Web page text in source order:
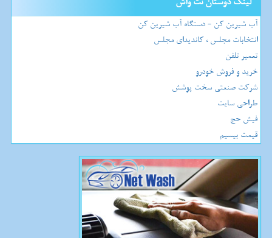
آب شیرین کن - دستگاه آب شیرین کن
انتخابات مجلس ، کاندیدای مجلس
تعمیر تلفن
خرید و فروش خودرو
شرکت صنعتی سخت پوشش
طراحی سایت
فیش حج
قیمت بیسیم